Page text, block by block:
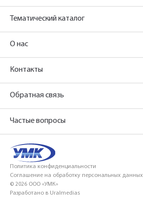
Тематический каталог
О нас
Контакты
Обратная связь
Частые вопросы
Политика конфиденциальности
Соглашение на обработку персональных данных
© 2026 ООО «УМК»
Разработано в Uralmedias